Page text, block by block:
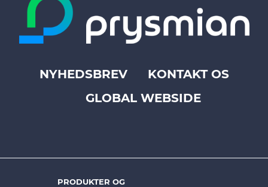
Footer
Prysmian
NYHEDSBREV
KONTAKT OS
GLOBAL WEBSIDE
PRODUKTER OG